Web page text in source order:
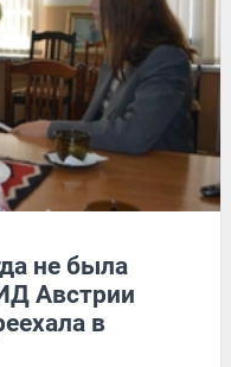
не была
Австрии
в